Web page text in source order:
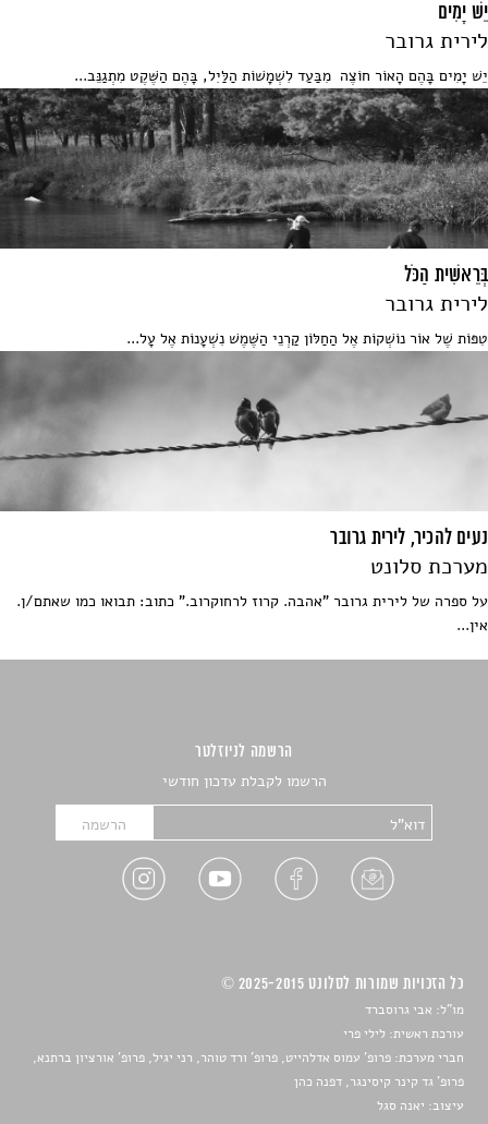
יֵשׁ יָמִים
לירית גרובר
יֵשׁ יָמִים בָּהֶם הָאוֹר חוֹצֶה מִבַּעַד לִשְׁמָשׁוֹת הַלַּיִל, בָּהֶם הַשֶּׁקֶט מִתְגַנֵּב...
בְּרֵאשִׁית הַכֹּל
לירית גרובר
טִפּוֹת שֶׁל אוֹר נוֹשְׁקוֹת אֶל הַחַלּוֹן קַרְנֵי הַשֶּׁמֶשׁ נִשְׁעָנוֹת אֶל עָל...
נעים להכיר, לירית גרובר
מערכת סלונט
על ספרה של לירית גרובר "אהבה. קרוז לרחוקרוב." כתוב: תבואו כמו שאתם/ן.
אין...
הרשמה לניוזלטר
הרשמו לקבלת עדכון חודשי
כל הזכויות שמורות לסלונט 2025-2015 ©
מו"ל: אבי גרוסברד
עורכת ראשית: לילי פרי
חברי מערכת: פרופ' עמוס אדלהייט, פרופ' ורד טוהר, רני יגיל, פרופ' אורציון ברתנא,
פרופ' גד קינר קיסינגר, דפנה כהן
עיצוב: יאנה סגל